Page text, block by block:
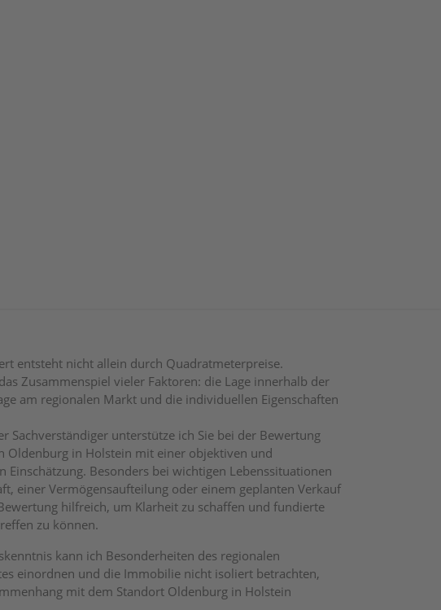
machen die Stadt sowohl für Familien als auch für
Neben klassischen Einfamilienhäusern in
Häuser, deren Wert stark vom individuellen
Modernisierungen, energetischer Zustand,
besitzt.
bietet Ihnen eine sichere Grundlage für
entsteht nicht allein durch Quadratmeterpreise.
Zusammenspiel vieler Faktoren: die Lage innerhalb der
am regionalen Markt und die individuellen Eigenschaften
Sachverständiger unterstütze ich Sie bei der Bewertung
Oldenburg in Holstein mit einer objektiven und
Einschätzung. Besonders bei wichtigen Lebenssituationen
einer Vermögensaufteilung oder einem geplanten Verkauf
hilfreich, um Klarheit zu schaffen und fundierte
zu können.
kann ich Besonderheiten des regionalen
einordnen und die Immobilie nicht isoliert betrachten,
mit dem Standort Oldenburg in Holstein